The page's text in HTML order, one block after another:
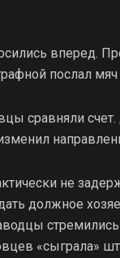
вперед.
послал мяч
сравняли
не
должное
«сыграла»